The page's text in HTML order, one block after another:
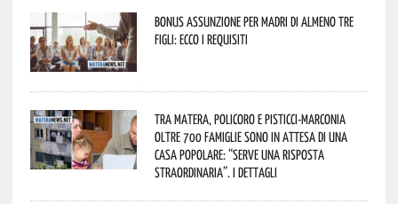
Bonus assunzione per madri di almeno tre
figli: ecco i requisiti
Tra Matera, Policoro e Pisticci-Marconia
oltre 700 famiglie sono in attesa di una
casa popolare: “serve una risposta
straordinaria”. I dettagli